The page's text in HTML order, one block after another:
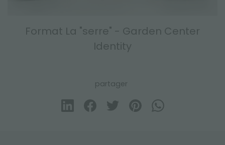
Format La "serre" - Garden Center
Identity
partager